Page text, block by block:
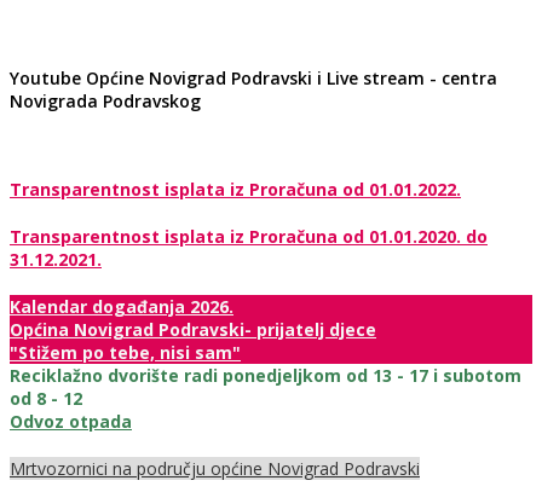
Youtube Općine Novigrad Podravski i Live stream - centra
Novigrada Podravskog
Transparentnost isplata iz Proračuna od 01.01.2022.
Transparentnost isplata iz Proračuna od 01.01.2020. do
31.12.2021.
Kalendar događanja 2026.
Općina Novigrad Podravski- prijatelj djece
"Stižem po tebe, nisi sam"
Reciklažno dvorište radi ponedjeljkom od 13 - 17 i subotom
od 8 - 12
Odvoz otpada
Mrtvozornici na području općine Novigrad Podravski